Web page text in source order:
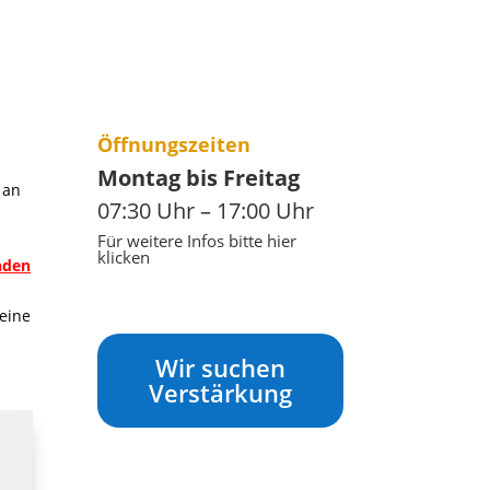
Öffnungszeiten
Montag bis Freitag
07:30 Uhr – 17:00 Uhr
Für weitere Infos bitte hier
klicken
Wir suchen
Verstärkung